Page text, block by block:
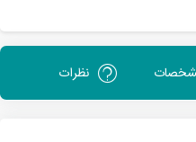
نظرات